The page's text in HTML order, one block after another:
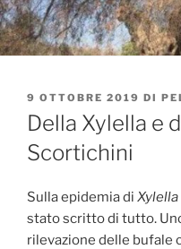
PUBBLICATO
IL
9 OTTOBRE 2019 DI
Della Xylella e
Scortichini
Sulla epidemia di Xylella
stato scritto di tutto.
rilevazione delle bufale